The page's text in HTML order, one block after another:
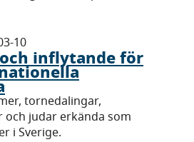
10
inflytande för
tornedalingar,
judar erkända som
i Sverige.